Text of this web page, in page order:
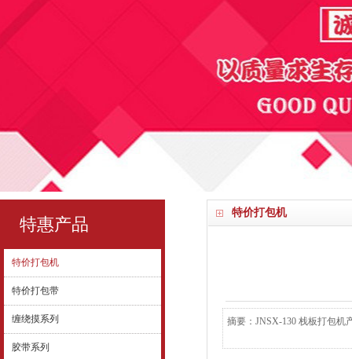
特价打包机
摘要：JNSX-130 栈板打包机
特惠产品
特价打包机
特价打包带
缠绕摸系列
胶带系列